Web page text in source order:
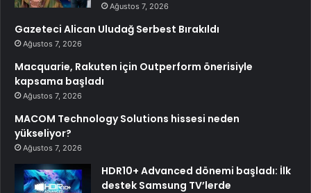
Ağustos 7, 2026
Gazeteci Alican Uludağ Serbest Bırakıldı
Ağustos 7, 2026
Macquarie, Rakuten için Outperform önerisiyle
kapsama başladı
Ağustos 7, 2026
MACOM Technology Solutions hissesi neden
yükseliyor?
Ağustos 7, 2026
HDR10+ Advanced dönemi başladı: İlk
destek Samsung TV’lerde